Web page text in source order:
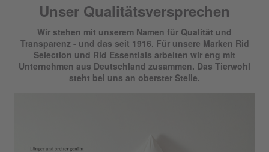
Unser Qualitätsversprechen
Wir stehen mit unserem Namen für Qualität und
Transparenz - und das seit 1916. Für unsere Marken Rid
Selection und Rid Essentials arbeiten wir eng mit
Unternehmen aus Deutschland zusammen. Das Tierwohl
steht bei uns an oberster Stelle.